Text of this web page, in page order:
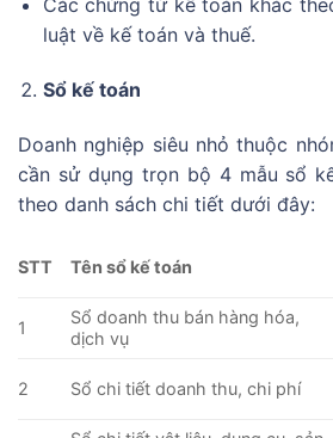
Các chứng từ kế toán khác
luật về kế toán và thuế.
Sổ kế toán
Doanh nghiệp siêu nhỏ thuộc
cần sử dụng trọn bộ 4 mẫu sổ
theo danh sách chi tiết dưới đây:
STT Tên sổ kế toán
1
Sổ doanh thu bán hàng hóa,
dịch vụ
2 Sổ chi tiết doanh thu, chi phí